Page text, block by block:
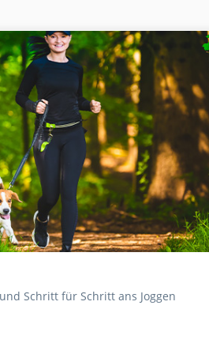
Schritt für Schritt ans Joggen